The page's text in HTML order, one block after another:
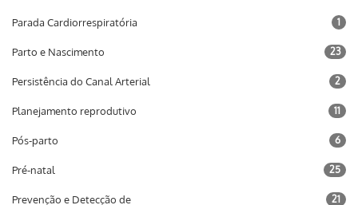
Parada Cardiorrespiratória 1
Parto e Nascimento 23
Persistência do Canal Arterial 2
Planejamento reprodutivo 11
Pós-parto 6
Pré-natal 25
Prevenção e Detecção de
21